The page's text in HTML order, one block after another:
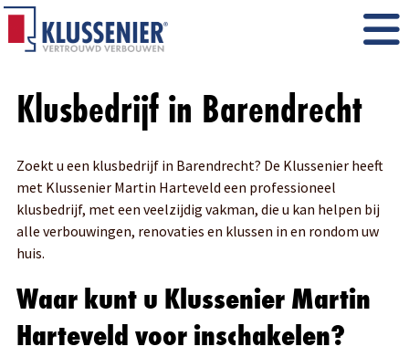
Klusbedrijf in Barendrecht
Zoekt u een klusbedrijf in Barendrecht? De Klussenier heeft
met Klussenier Martin Harteveld een professioneel
klusbedrijf, met een veelzijdig vakman, die u kan helpen bij
alle verbouwingen, renovaties en klussen in en rondom uw
huis.
Waar kunt u Klussenier Martin
Harteveld voor inschakelen?